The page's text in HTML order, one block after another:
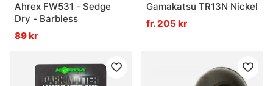
Ahrex FW531 - Sedge
Dry - Barbless
89 kr
Gamakatsu TR13N Nickel
fr. 205 kr